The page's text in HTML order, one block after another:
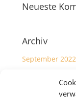
Neueste
Archiv
September 2022
Kategorien